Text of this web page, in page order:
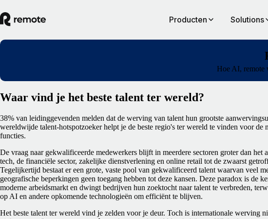
Producten Solutions
Hoe AI, remote
Waar vind je het beste talent ter wereld?
38% van leidinggevenden melden dat de werving van talent hun grootste
wereldwijde talent-hotspotzoeker helpt je de beste regio's ter wereld te vinden voor de
functies.
De vraag naar gekwalificeerde medewerkers blijft in meerdere sectoren groter dan het
tech, de financiële sector, zakelijke dienstverlening en online retail tot de zwaarst
Tegelijkertijd bestaat er een grote, vaste pool van gekwalificeerd talent waarvan veel
geografische beperkingen geen toegang hebben tot deze kansen. Deze paradox is de
moderne arbeidsmarkt en dwingt bedrijven hun zoektocht naar talent te verbreden,
op AI en andere opkomende technologieën om efficiënt te blijven.
Het beste talent ter wereld vind je zelden voor je deur. Toch is internationale werving